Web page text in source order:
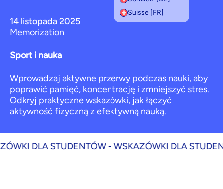
Suisse [FR]
14 listopada 2025
Memorization
Sport i nauka
Wprowadzaj aktywne przerwy podczas nauki, aby
poprawić pamięć, koncentrację i zmniejszyć stres.
Odkryj praktyczne wskazówki, jak łączyć
aktywność fizyczną z efektywną nauką.
DLA STUDENTÓW -WSKAZÓWKI DLA